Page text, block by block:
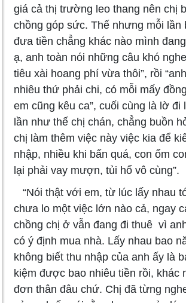
giá cả thị trường leo thang nên chị
chồng góp sức. Thế nhưng mỗi lần
đưa tiền chẳng khác nào mình
ạ, anh toàn nói những câu khó
tiêu xài hoang phí vừa thôi”, rồi
nhiêu thứ phải chi, có mỗi mấy
em cũng kêu ca”, cuối cùng là lờ đi
lần như thế chị chán, chẳng buồn
chị làm thêm việc này việc kia để
nhập, nhiều khi bấn quá, con ốm
lại phải vay mượn, tủi hổ vô cùng”.
“Nói thật với em, từ lúc lấy nhau
chưa lo một việc lớn nào cả, ngay
chồng chị ở vẫn đang đi thuê vì
có ý định mua nhà. Lấy nhau bao
không biết thu nhập của anh ấy là
kiệm được bao nhiêu tiền rồi, khác
đơn thân đâu chứ. Chị đã từng